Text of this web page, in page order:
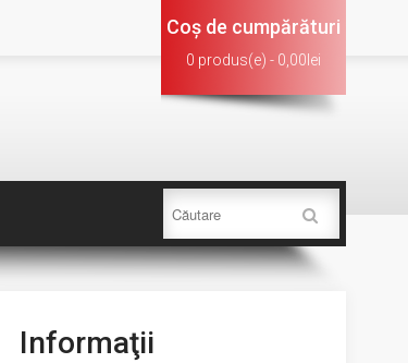
Coş de cumpărături
0 produs(e) - 0,00lei
Informaţii